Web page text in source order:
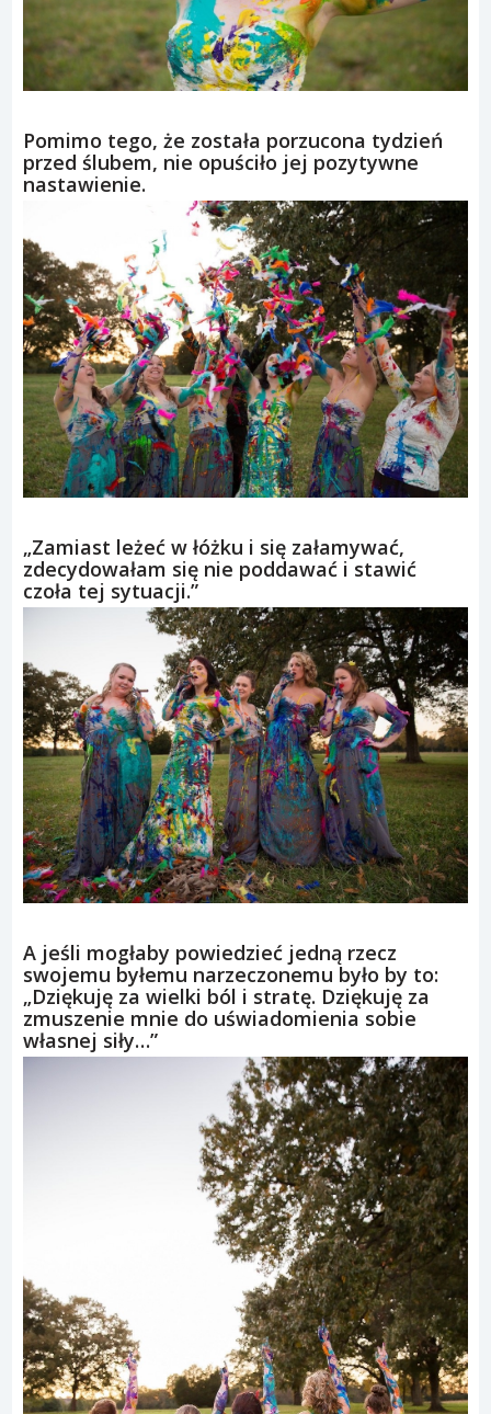
Pomimo tego, że została porzucona tydzień
przed ślubem, nie opuściło jej pozytywne
nastawienie.
„Zamiast leżeć w łóżku i się załamywać,
zdecydowałam się nie poddawać i stawić
czoła tej sytuacji.”
A jeśli mogłaby powiedzieć jedną rzecz
swojemu byłemu narzeczonemu było by to:
„Dziękuję za wielki ból i stratę. Dziękuję za
zmuszenie mnie do uświadomienia sobie
własnej siły…”